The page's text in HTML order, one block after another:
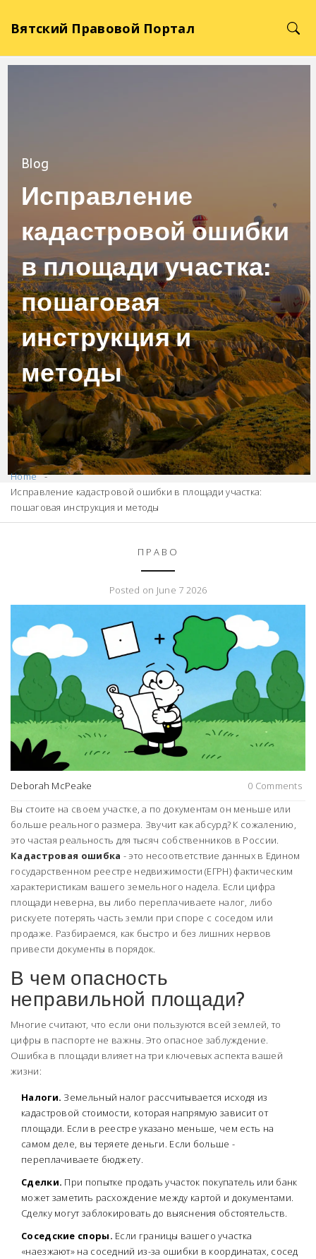
Вятский Правовой Портал
Blog
Исправление
кадастровой ошибки
в площади участка:
пошаговая
инструкция и
методы
Home
Исправление кадастровой ошибки в площади участка:
пошаговая инструкция и методы
ПРАВО
Posted on June 7 2026
Deborah McPeake
0 Comments
Вы стоите на своем участке, а по документам он меньше или
больше реального размера. Звучит как абсурд? К сожалению,
это частая реальность для тысяч собственников в России.
Кадастровая ошибка - это несоответствие данных в Едином
государственном реестре недвижимости (ЕГРН)фактическим
характеристикам вашего земельного надела. Если цифра
площади неверна, вы либо переплачиваете налог, либо
рискуете потерять часть земли при споре с соседом или
продаже. Разбираемся, как быстро и без лишних нервов
привести документы в порядок.
В чем опасность
неправильной площади?
Многие считают, что если они пользуются всей землей, то
цифры в паспорте не важны. Это опасное заблуждение.
Ошибка в площади влияет на три ключевых аспекта вашей
жизни:
Налоги. Земельный налог рассчитывается исходя из
кадастровой стоимости, которая напрямую зависит от
площади. Если в реестре указано меньше, чем есть на
самом деле, вы теряете деньги. Если больше -
переплачиваете бюджету.
Сделки. При попытке продать участок покупатель или банк
может заметить расхождение между картой и документами.
Сделку могут заблокировать до выяснения обстоятельств.
Соседские споры. Если границы вашего участка
«наезжают» на соседний из-за ошибки в координатах, сосед